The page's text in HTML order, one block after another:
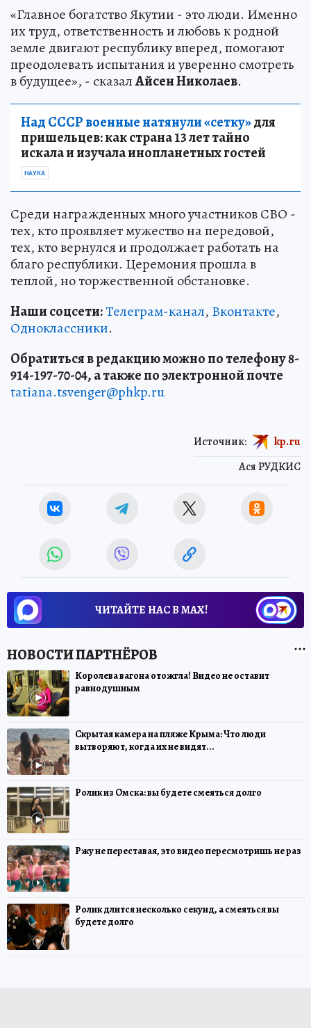
«Главное богатство Якутии - это люди. Именно
их труд, ответственность и любовь к родной
земле двигают республику вперед, помогают
преодолевать испытания и уверенно смотреть
в будущее», - сказалАйсен Николаев.
Над СССР военные натянули «сетку»для
пришельцев: как страна 13 лет тайно
искала и изучала инопланетных гостей
НАУКА
Среди награжденных много участников СВО -
тех, кто проявляет мужество на передовой,
тех, кто вернулся и продолжает работать на
благо республики. Церемония прошла в
теплой, но торжественной обстановке.
Наши соцсети:Телеграм-канал, Вконтакте,
Одноклассники.
Обратиться в редакцию можно по телефону 8-
914-197-70-04, а также по электронной почте
tatiana.tsvenger@phkp.ru
Ася РУДКИС
Источник: kp.ru
ЧИТАЙТЕ НАС В МАХ!
Королева вагона отожгла! Видео не оставит
равнодушным
Скрытая камера на пляже Крыма: Что люди
вытворяют, когда их не видят...
Ролик из Омска: вы будете смеяться долго
Ржу не переставая, это видео пересмотришь не раз
Ролик длится несколько секунд, а смеяться вы
будете долго